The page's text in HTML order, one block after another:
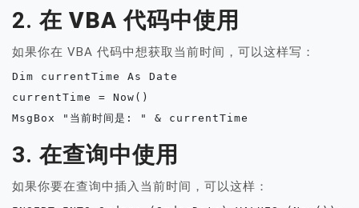
2. 在 VBA 代码中使用
如果你在 VBA 代码中想获取当前时间，可以这样写：
Dim currentTime As Date
currentTime = Now()
3. 在查询中使用
如果你要在查询中插入当前时间，可以这样：